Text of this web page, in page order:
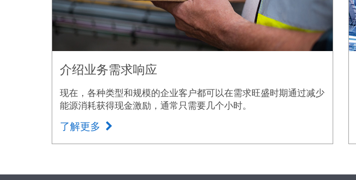
介绍业务需求响应
现在，各种类型和规模的企业客户都可以在需求旺盛时期通过减少
能源消耗获得现金激励，通常只需要几个小时。
了解更多